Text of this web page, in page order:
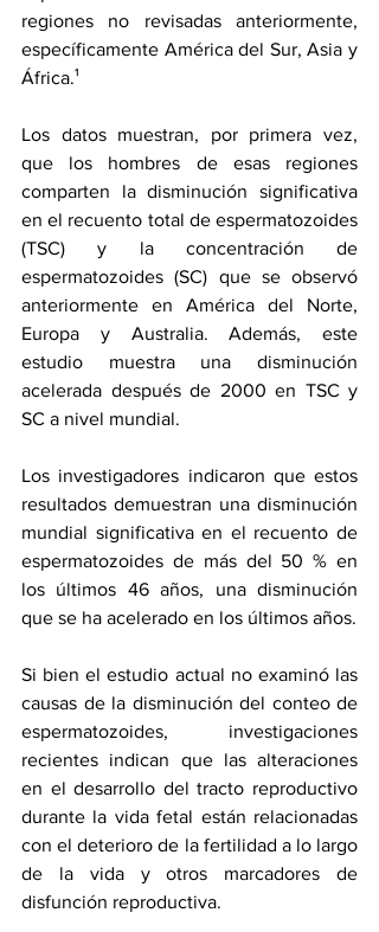
regiones no revisadas anteriormente,
específicamente América del Sur, Asia y
África.¹
Los datos muestran, por primera vez,
que los hombres de esas regiones
comparten la disminución significativa
en el recuento total de espermatozoides
(TSC) y la concentración de
espermatozoides (SC) que se observó
anteriormente en América del Norte,
Europa y Australia. Además, este
estudio muestra una disminución
acelerada después de 2000 en TSC y
SC a nivel mundial.
Los investigadores indicaron que estos
resultados demuestran una disminución
mundial significativa en el recuento de
espermatozoides de más del 50 % en
los últimos 46 años, una disminución
que se ha acelerado en los últimos años.
Si bien el estudio actual no examinó las
causas de la disminución del conteo de
espermatozoides, investigaciones
recientes indican que las alteraciones
en el desarrollo del tracto reproductivo
durante la vida fetal están relacionadas
con el deterioro de la fertilidad a lo largo
de la vida y otros marcadores de
disfunción reproductiva.